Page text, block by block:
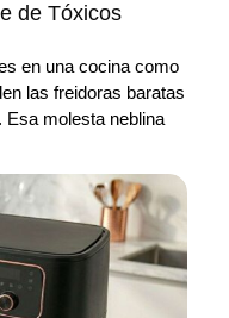
de Tóxicos
en una cocina como
las freidoras baratas
molesta neblina